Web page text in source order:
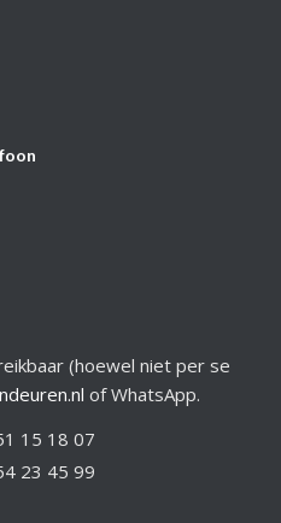
(hoewel niet per se
of WhatsApp.
15 18 07
23 45 99